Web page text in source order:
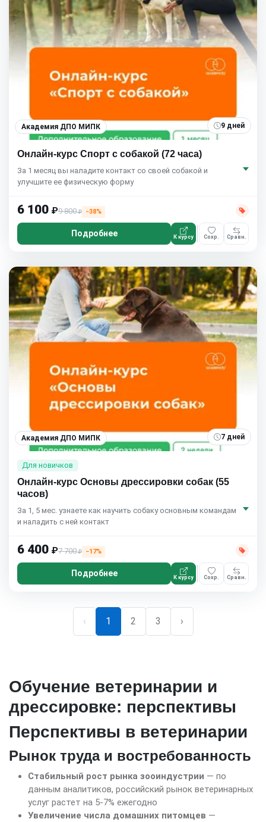
Академия ДПО МИПК 9 дней
Онлайн-курс Спорт с собакой (72 часа)
За 1 месяц вы наладите контакт со своей собакой и
улучшите ее физическую форму
6 100 ₽9 800₽ −38%
Подробнее К курсу Сохр. Сравн.
Академия ДПО МИПК 7 дней
Для новичков
Онлайн-курс Основы дрессировки собак (55
часов)
За 1, 5 мес. узнаете как научить собаку основным командам
и наладить с ней контакт
6 400 ₽7 700₽ −17%
Подробнее К курсу Сохр. Сравн.
‹ 1 2 3 ›
Обучение ветеринарии и
дрессировке: перспективы
Перспективы в ветеринарии
Рынок труда и востребованность
Стабильный рост рынка зооиндустрии — по
данным аналитиков, российский рынок ветеринарных
услуг растет на 5-7% ежегодно
Увеличение числа домашних питомцев —